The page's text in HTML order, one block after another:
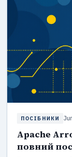
ПОСІБНИКИ
Apache
повний